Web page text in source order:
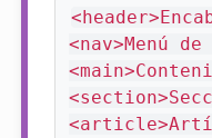
<nav>Menú